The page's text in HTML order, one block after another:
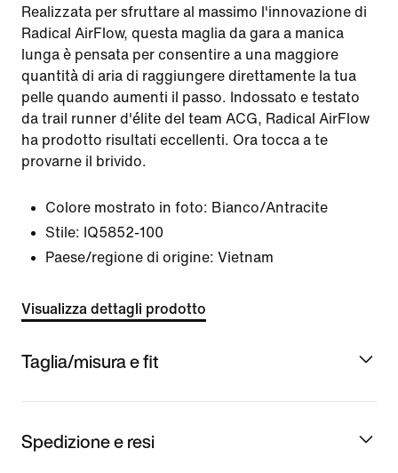
Realizzata per sfruttare al massimo l'innovazione di
Radical AirFlow, questa maglia da gara a manica
lunga è pensata per consentire a una maggiore
quantità di aria di raggiungere direttamente la tua
pelle quando aumenti il passo. Indossato e testato
da trail runner d'élite del team ACG, Radical AirFlow
ha prodotto risultati eccellenti. Ora tocca a te
provarne il brivido.
Colore mostrato in foto: Bianco/Antracite
Stile: IQ5852-100
Paese/regione di origine: Vietnam
Visualizza dettagli prodotto
Taglia/misura e fit
Spedizione e resi